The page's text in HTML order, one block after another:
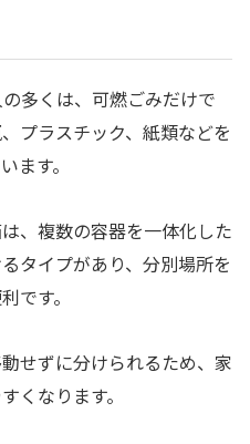
多くは、可燃ごみだけで
プラスチック、紙類などを
ます。
、複数の容器を一体化した
タイプがあり、分別場所を
です。
せずに分けられるため、家
くなります。